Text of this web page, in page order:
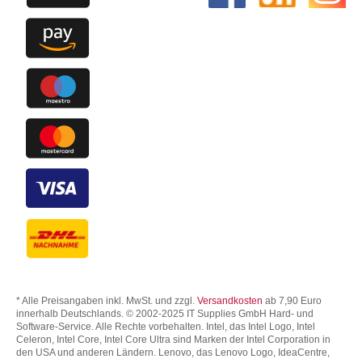
* Alle Preisangaben inkl. MwSt. und zzgl. Versandkosten ab 7,90 Euro
innerhalb Deutschlands. © 2002-2025 IT Supplies GmbH Hard- und
Software-Service. Alle Rechte vorbehalten. Intel, das Intel Logo, Intel
Celeron, Intel Core, Intel Core Ultra sind Marken der Intel Corporation in
den USA und anderen Ländern. Lenovo, das Lenovo Logo, IdeaCentre,